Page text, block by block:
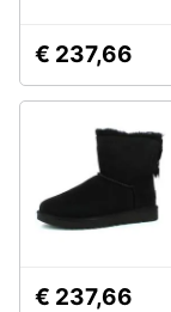
€ 237,66
€ 237,66